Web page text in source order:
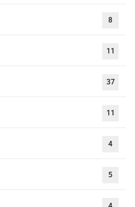
8
11
37
11
4
5